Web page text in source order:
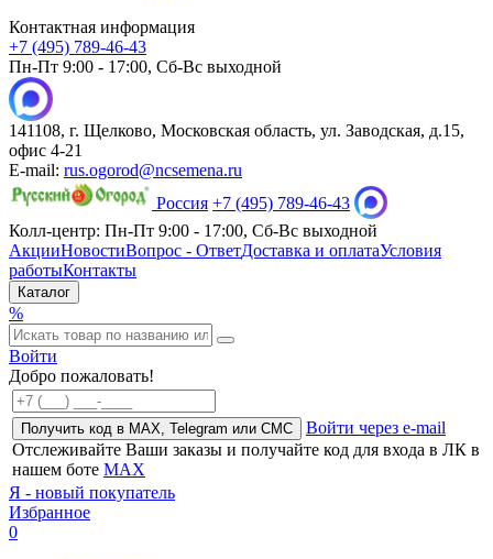
Контактная информация
+7 (495) 789-46-43
Пн-Пт 9:00 - 17:00, Сб-Вс выходной
141108, г. Щелково, Московская область, ул. Заводская, д.15,
офис 4-21
E-mail: rus.ogorod@ncsemena.ru
Россия +7 (495) 789-46-43
Колл-центр: Пн-Пт 9:00 - 17:00, Сб-Вс выходной
АкцииНовостиВопрос - ОтветДоставка и оплатаУсловия
работыКонтакты
Каталог
%
Войти
Добро пожаловать!
Получить код в MAX, Telegram или СМС
Войти через e-mail
Отслеживайте Ваши заказы и получайте код для входа в ЛК в
нашем боте MAX
Я - новый покупатель
Избранное
0